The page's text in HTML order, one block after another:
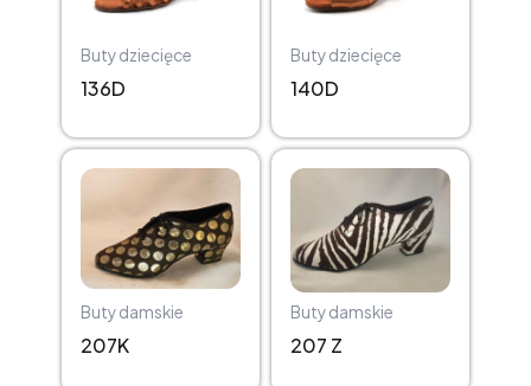
Buty dziecięce
136D
Buty dziecięce
140D
Buty damskie
207K
Buty damskie
207 Z